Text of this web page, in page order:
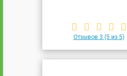
Отзывов 3 (5 из 5)